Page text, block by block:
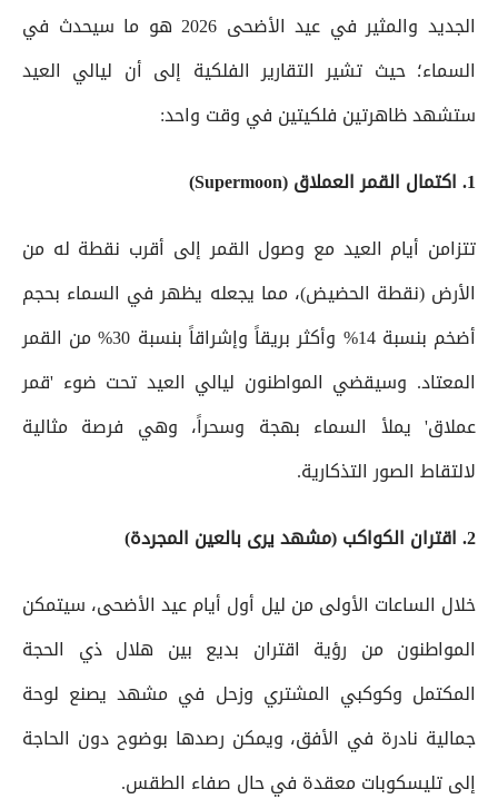
الجديد والمثير في عيد الأضحى 2026 هو ما سيحدث في
السماء؛ حيث تشير التقارير الفلكية إلى أن ليالي العيد
ستشهد ظاهرتين فلكيتين في وقت واحد:
1. اكتمال القمر العملاق (Supermoon)
تتزامن أيام العيد مع وصول القمر إلى أقرب نقطة له من
الأرض (نقطة الحضيض)، مما يجعله يظهر في السماء بحجم
أضخم بنسبة 14% وأكثر بريقاً وإشراقاً بنسبة 30% من القمر
المعتاد. وسيقضي المواطنون ليالي العيد تحت ضوء 'قمر
عملاق' يملأ السماء بهجة وسحراً، وهي فرصة مثالية
لالتقاط الصور التذكارية.
2. اقتران الكواكب (مشهد يرى بالعين المجردة)
خلال الساعات الأولى من ليل أول أيام عيد الأضحى، سيتمكن
المواطنون من رؤية اقتران بديع بين هلال ذي الحجة
المكتمل وكوكبي المشتري وزحل في مشهد يصنع لوحة
جمالية نادرة في الأفق، ويمكن رصدها بوضوح دون الحاجة
إلى تليسكوبات معقدة في حال صفاء الطقس.